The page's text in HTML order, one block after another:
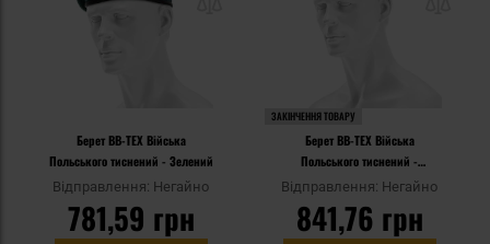
Берет BB-TEX Війська
Польського тиснений - Зелений
Відправлення: Негайно
781,59 грн
ЗАКІНЧЕННЯ ТОВАРУ
Берет BB-TEX Війська
Польського тиснений -
Бордовий
Відправлення: Негайно
841,76 грн